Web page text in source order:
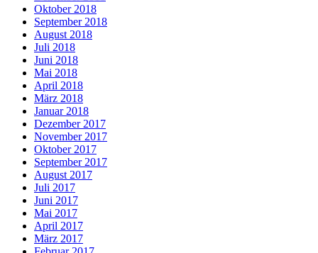
Oktober 2018
September 2018
August 2018
Juli 2018
Juni 2018
Mai 2018
April 2018
März 2018
Januar 2018
Dezember 2017
November 2017
Oktober 2017
September 2017
August 2017
Juli 2017
Juni 2017
Mai 2017
April 2017
März 2017